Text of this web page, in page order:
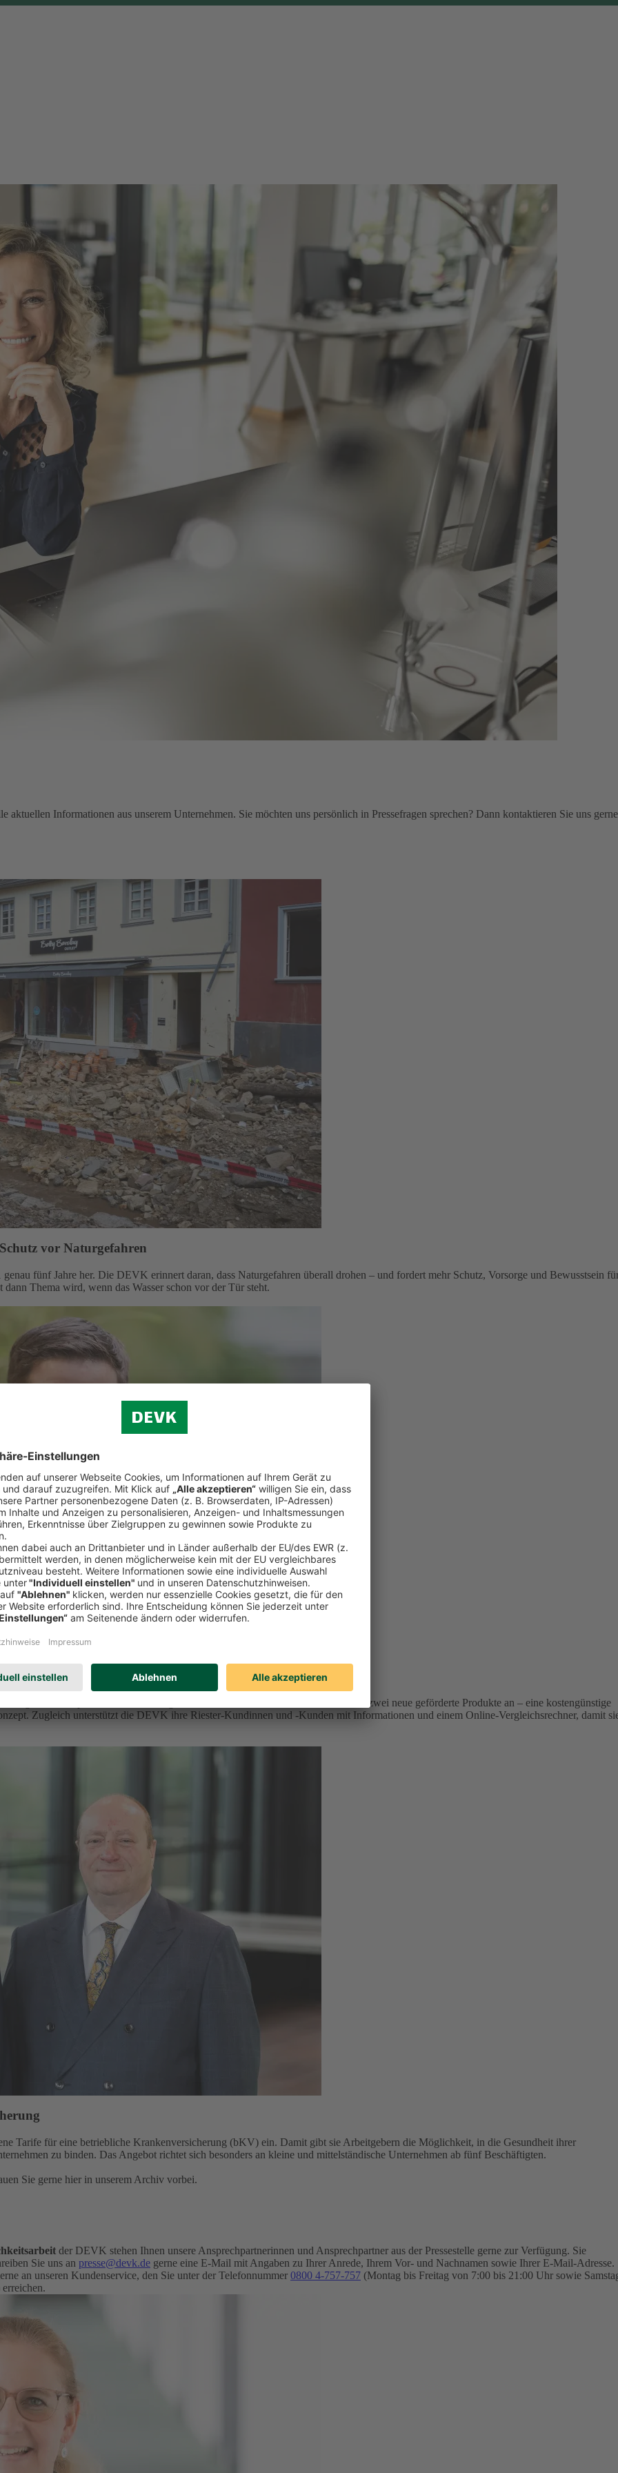
Informationen aus unserem Unternehmen. Sie möchten uns persönlich in Pressefragen sprechen? Dann kontaktieren Sie uns
vor Naturgefahren
fünf Jahre her. Die DEVK erinnert daran, dass Naturgefahren überall drohen – und fordert mehr Schutz, Vorsorge und Bewusstsein
Thema wird, wenn das Wasser schon vor der Tür steht.
vor
geförderten privaten Altersvorsorge ein. Ab 2027 bietet der Kölner Versicherer zwei neue geförderte Produkte an – eine kostengünstige
Zugleich unterstützt die DEVK ihre Riester-Kundinnen und -Kunden mit Informationen und einem Online-Vergleichsrechner, damit
Tarife für eine betriebliche Krankenversicherung (bKV) ein. Damit gibt sie Arbeitgebern die Möglichkeit, in die Gesundheit ihrer
zu binden. Das Angebot richtet sich besonders an kleine und mittelständische Unternehmen ab fünf Beschäftigten.
Sie gerne hier in unserem Archiv vorbei.
der DEVK stehen Ihnen unsere Ansprechpartnerinnen und Ansprechpartner aus der Pressestelle gerne zur Verfügung. Sie
Sie uns an presse@devk.de gerne eine E-Mail mit Angaben zu Ihrer Anrede, Ihrem Vor- und Nachnamen sowie Ihrer E-Mail-Adresse.
an unseren Kundenservice, den Sie unter der Telefonnummer 0800 4-757-757 (Montag bis Freitag von 7:00 bis 21:00 Uhr sowie